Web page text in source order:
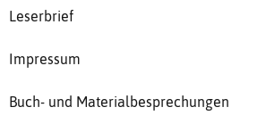
Leserbrief
Impressum
Buch- und Materialbesprechungen